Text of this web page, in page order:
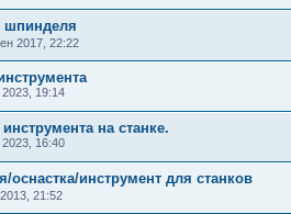
шпинделя
2017, 22:22
19:14
на станке.
16:40
оснастка/инструмент для станков
21:52